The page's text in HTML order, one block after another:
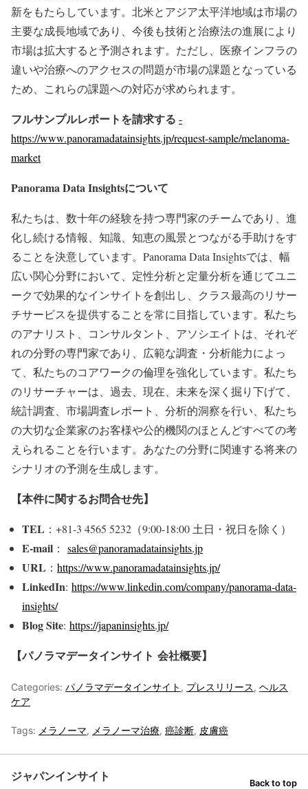
新をもたらしています。北米とアジア太平洋地域は市場の
主要な成長地域であり、今後も技術と治療法の進展により
市場は拡大すると予測されます。ただし、医療インフラの
違いや治療へのアクセスの問題が市場の課題となっている
ため、これらの課題への対応が求められます。
フルサンプルレポートを請求する -
https://www.panoramadatainsights.jp/request-sample/melanoma-
market
Panorama Data Insightsについて
私たちは、数十年の経験を持つ専門家のチームであり、進
化し続ける情報、知識、知恵の風景とつながる手助けをす
ることを決意しています。Panorama Data Insightsでは、幅
広い関心分野において、定性分析と定量分析を通じてユニ
ークで効果的なインサイトを創出し、クラス最高のリサー
チサービスを提供することを常に目指しています。私たち
のアナリスト、コンサルタント、アソシエイトは、それぞ
れの分野の専門家であり、広範な調査・分析能力によっ
て、私たちのコアワークの倫理を強化しています。私たち
のリサーチャーは、過去、現在、未来を深く掘り下げて、
統計調査、市場調査レポート、分析的洞察を行い、私たち
の大切な企業家のお客様や公的機関のほとんどすべての考
えられることを行います。あなたの分野に関連する将来の
シナリオの予測を生成します。
【本件に関するお問合せ先】
TEL ：+81-3 4565 5232（9:00-18:00 土日・祝日を除く）
E-mail ： sales@panoramadatainsights.jp
URL ： https://www.panoramadatainsights.jp/
LinkedIn: https://www.linkedin.com/company/panorama-data-
insights/
Blog Site: https://japaninsights.jp/
【パノラマデータインサイト 会社概要】
Categories: パノラマデータインサイト , プレスリリース, ヘルス
ケア
Tags: メラノーマ, メラノーマ治療, 癌診断, 皮膚癌
ジャパンインサイト Back to top